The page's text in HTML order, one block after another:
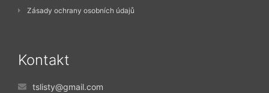
Zásady ochrany osobních údajů
Kontakt
tslisty@gmail.com